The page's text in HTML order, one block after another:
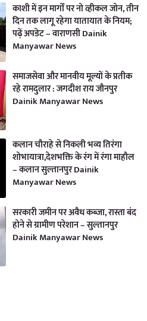
काशी में इन मार्गों पर नो व्हीकल जोन, तीन
दिन तक लागू रहेगा यातायात के नियम;
पढ़ें अपडेट – वाराणसी Dainik
Manyawar News
समाजसेवा और मानवीय मूल्यों के प्रतीक
रहे रामदुलार : जगदीश राय जौनपुर
Dainik Manyawar News
कलान चौराहे से निकली भव्य तिरंगा
शोभायात्रा,देशभक्ति के रंग में रंगा माहौल
– कलान सुल्तानपुर Dainik
Manyawar News
सरकारी जमीन पर अवैध कब्जा, रास्ता बंद
होने से ग्रामीण परेशान – सुल्तानपुर
Dainik Manyawar News